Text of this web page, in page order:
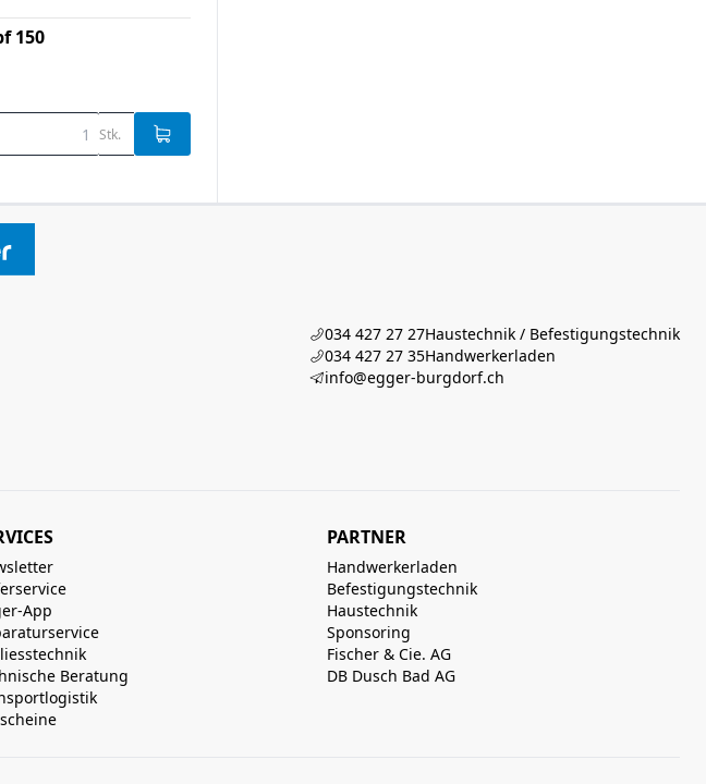
150
Stk.
034 427 27 27Haustechnik / Befestigungstechnik
034 427 27 35Handwerkerladen
info@egger-burgdorf.ch
App
Beratung
PARTNER
Handwerkerladen
Befestigungstechnik
Haustechnik
Sponsoring
Fischer & Cie. AG
DB Dusch Bad AG